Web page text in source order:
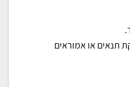
תנאים או אמוראים